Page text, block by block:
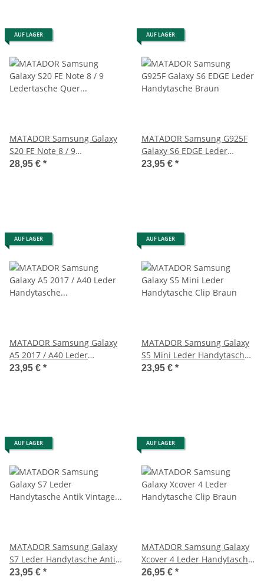
AUF LAGER
MATADOR Samsung Galaxy
S20 FE Note 8 / 9
Ledertasche Quer Braun
28,95 € *
AUF LAGER
MATADOR Samsung G925F
Galaxy S6 EDGE Leder
Handytasche Braun
23,95 € *
AUF LAGER
MATADOR Samsung Galaxy
A5 2017 / A40 Leder
Handytasche Clip Braun
23,95 € *
AUF LAGER
MATADOR Samsung Galaxy
S5 Mini Leder Handytasche
Clip Braun
23,95 € *
AUF LAGER
MATADOR Samsung Galaxy
S7 Leder Handytasche Antik
Vintage Braun
23,95 € *
AUF LAGER
MATADOR Samsung Galaxy
Xcover 4 Leder Handytasche
Clip Braun
26,95 € *